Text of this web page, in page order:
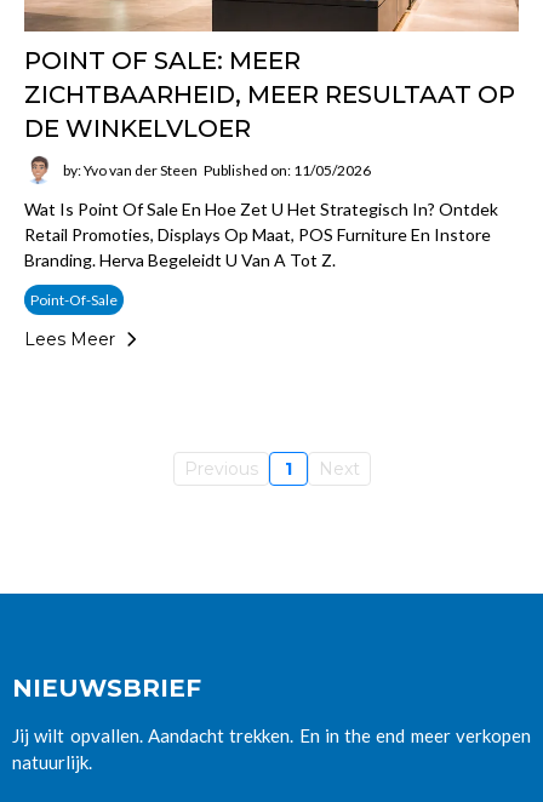
POINT OF SALE: MEER
ZICHTBAARHEID, MEER RESULTAAT OP
DE WINKELVLOER
by: Yvo van der Steen Published on: 11/05/2026
Wat Is Point Of Sale En Hoe Zet U Het Strategisch In? Ontdek
Retail Promoties, Displays Op Maat, POS Furniture En Instore
Branding. Herva Begeleidt U Van A Tot Z.
Point-Of-Sale
Lees Meer
Previous 1 Next
NIEUWSBRIEF
Jij wilt opvallen. Aandacht trekken. En in the end meer verkopen
natuurlijk.